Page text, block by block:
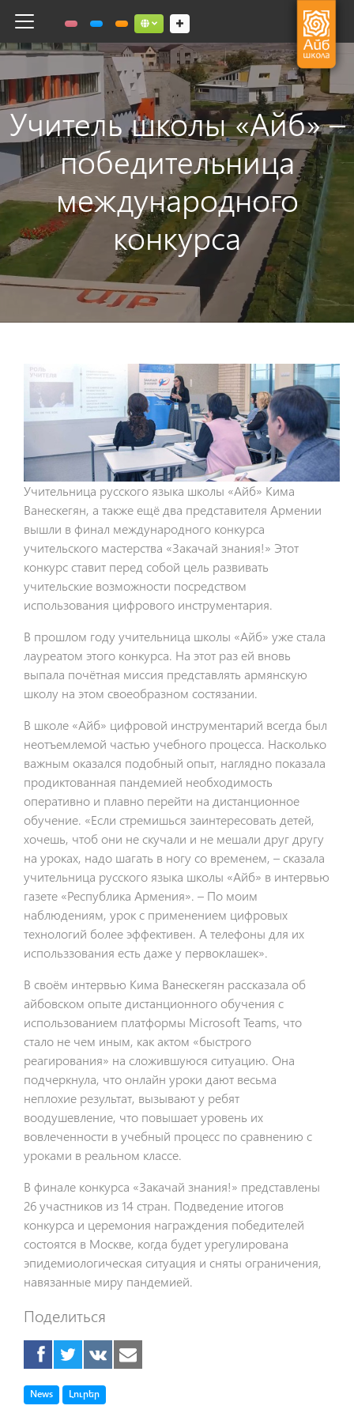
Toggle navigation Social links dropdown button
Учитель школы «Айб» –
победительница
международного
конкурса
Учительница русского языка школы «Айб» Кима
Ванескегян, а также ещё два представителя Армении
вышли в финал международного конкурса
учительского мастерства «Закачай знания!» Этот
конкурс ставит перед собой цель развивать
учительские возможности посредством
использования цифрового инструментария.
В прошлом году учительница школы «Айб» уже стала
лауреатом этого конкурса. На этот раз ей вновь
выпала почётная миссия представлять армянскую
школу на этом своеобразном состязании.
В школе «Айб» цифровой инструментарий всегда был
неотъемлемой частью учебного процесса. Насколько
важным оказался подобный опыт, наглядно показала
продиктованная пандемией необходимость
оперативно и плавно перейти на дистанционное
обучение. «Если стремишься заинтересовать детей,
хочешь, чтоб они не скучали и не мешали друг другу
на уроках, надо шагать в ногу со временем, – сказала
учительница русского языка школы «Айб» в интервью
газете «Республика Армения». – По моим
наблюдениям, урок с применением цифровых
технологий более эффективен. А телефоны для их
использзования есть даже у первоклашек».
В своём интервью Кима Ванескегян рассказала об
айбовском опыте дистанционного обучения с
использованием платформы Microsoft Teams, что
стало не чем иным, как актом «быстрого
реагирования» на сложившуюся ситуацию. Она
подчеркнула, что онлайн уроки дают весьма
неплохие результат, вызывают у ребят
воодушевление, что повышает уровень их
вовлеченности в учебный процесс по сравнению с
уроками в реальном классе.
В финале конкурса «Закачай знания!» представлены
26 участников из 14 стран. Подведение итогов
конкурса и церемония награждения победителей
состоятся в Москве, когда будет урегулирована
эпидемиологическая ситуация и сняты ограничения,
навязанные миру пандемией.
Поделиться
TagNews TagԼուրեր